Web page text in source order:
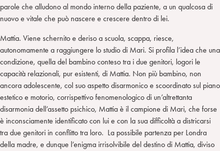
parole che alludono al mondo interno della paziente, a un qualcosa di
nuovo e vitale che può nascere e crescere dentro di lei.
Mattia. Viene schernito e deriso a scuola, scappa, riesce,
autonomamente a raggiungere lo studio di Mari. Si profila l’idea che una
condizione, quella del bambino conteso tra i due genitori, logori le
capacità relazionali, pur esistenti, di Mattia. Non più bambino, non
ancora adolescente, col suo aspetto disarmonico e scoordinato sul piano
estetico e motorio, corrispettivo fenomenologico di un’altrettanta
disarmonia dell’assetto psichico, Mattia è il campione di Mari, che forse
è inconsciamente identificato con lui e con la sua difficoltà a districarsi
tra due genitori in conflitto tra loro. La possibile partenza per Londra
della madre, e dunque l’enigma irrisolvibile del destino di Mattia, diviso